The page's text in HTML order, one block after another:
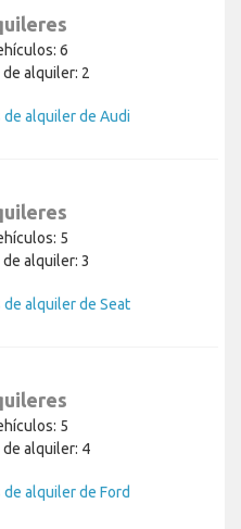
6
de alquiler: 2
de alquiler de Audi
5
alquiler: 3
de alquiler de Seat
5
de alquiler: 4
de alquiler de Ford